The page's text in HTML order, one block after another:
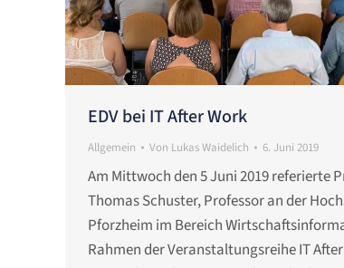
EDV bei IT After Work
Allgemein Von Lukas Waidelich 6. Juni 2019
Am Mittwoch den 5 Juni 2019 referierte
Thomas Schuster, Professor an der
Pforzheim im Bereich
Rahmen der Veranstaltungsreihe IT